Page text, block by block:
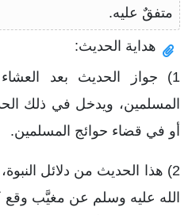
متفقٌ عليه.
هداية الحديث:
1) جواز الحديث بعد
المسلمين، ويدخل في ذلك
أو في قضاء حوائج المسلمين.
2) هذا الحديث من دلائل
الله عليه وسلم عن مغيَّب وقع